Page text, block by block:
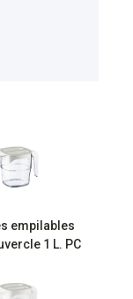
empilables
1 L. PC